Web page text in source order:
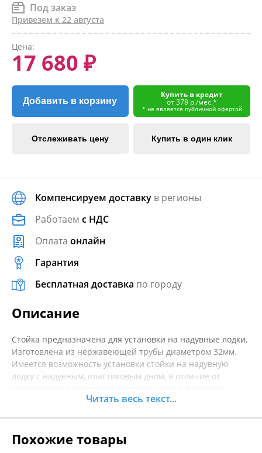
Под заказ
Привезем к 22 августа
Цена:
17 680 ₽
Добавить в корзину
Купить в кредит
от 378 р./мес.*
* не является публичной офертой
Отслеживать цену Купить в один клик
Компенсируем доставку в регионы
Работаем с НДС
Оплата онлайн
Гарантия
Бесплатная доставка по городу
Описание
Стойка предназначена для установки на надувные лодки.
Изготовлена из нержавеющей трубы диаметром 32мм.
Имеется возможность установки стойки на надувную
лодку с надувным, пластиковым дном, в отличие от
сланям. Возможна установка различных типов рулевых
демонтаж на накачанной лодке.
Читать весь текст...
Похожие товары